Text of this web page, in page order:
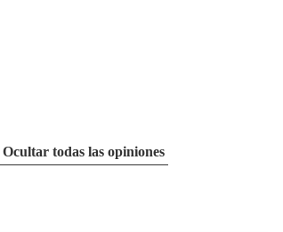
Ocultar todas las opiniones